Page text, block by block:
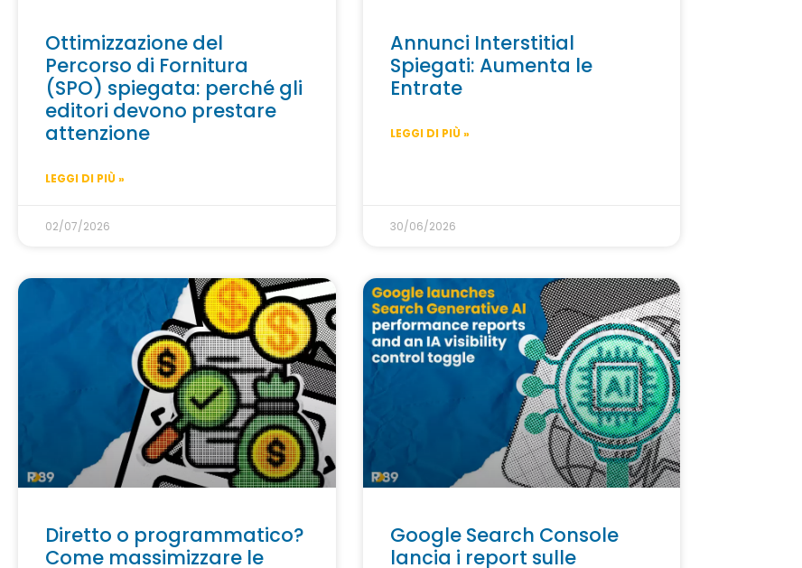
Ottimizzazione del
Percorso di Fornitura
(SPO) spiegata: perché gli
editori devono prestare
attenzione
LEGGI DI PIÙ »
02/07/2026
Annunci Interstitial
Spiegati: Aumenta le
Entrate
LEGGI DI PIÙ »
30/06/2026
Diretto o programmatico?
Come massimizzare le
Google Search Console
lancia i report sulle